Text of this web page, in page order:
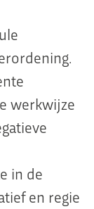
werkwijze
in de
en regie